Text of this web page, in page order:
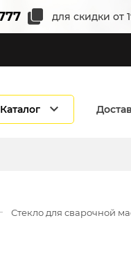
для скидки от
Каталог
Стекло для сварочной